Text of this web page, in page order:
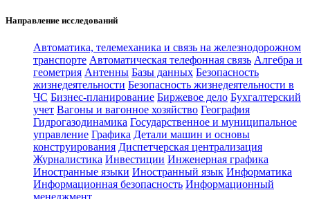
Направление исследований
Автоматика, телемеханика и связь на железнодорожном
транспорте Автоматическая телефонная связь Алгебра и
геометрия Антенны Базы данных Безопасность
жизнедеятельности Безопасность жизнедеятельности в
ЧС Бизнес-планирование Биржевое дело Бухгалтерский
учет Вагоны и вагонное хозяйство География
Гидрогазодинамика Государственное и муниципальное
управление Графика Детали машин и основы
конструирования Диспетчерская централизация
Журналистика Инвестиции Инженерная графика
Иностранные языки Иностранный язык Информатика
Информационная безопасность Информационный
менеджмент